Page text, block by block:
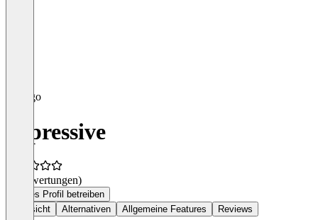
Espressive
(0 Bewertungen)
Dieses Profil betreiben
Übersicht
Alternativen Allgemeine Features Reviews